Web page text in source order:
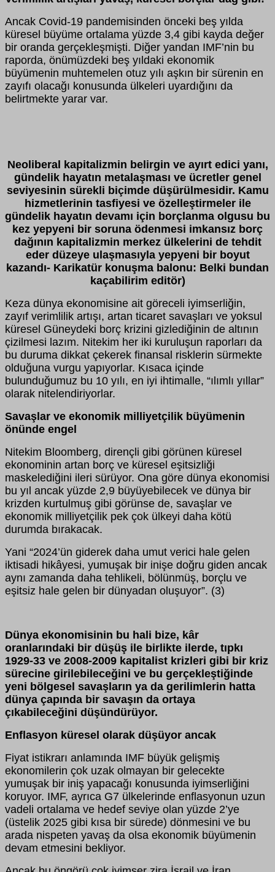
Ancak Covid-19 pandemisinden önceki beş yılda
küresel büyüme ortalama yüzde 3,4 gibi kayda değer
bir oranda gerçekleşmişti. Diğer yandan IMF’nin bu
raporda, önümüzdeki beş yıldaki ekonomik
büyümenin muhtemelen otuz yılı aşkın bir sürenin en
zayıfı olacağı konusunda ülkeleri uyardığını da
belirtmekte yarar var.
Neoliberal kapitalizmin belirgin ve ayırt edici yanı,
gündelik hayatın metalaşması ve ücretler genel
seviyesinin sürekli biçimde düşürülmesidir. Kamu
hizmetlerinin tasfiyesi ve özelleştirmeler ile
gündelik hayatın devamı için borçlanma olgusu bu
kez yepyeni bir soruna ödenmesi imkansız borç
dağının kapitalizmin merkez ülkelerini de tehdit
eder düzeye ulaşmasıyla yepyeni bir boyut
kazandı- Karikatür konuşma balonu: Belki bundan
kaçabilirim editör)
Keza dünya ekonomisine ait göreceli iyimserliğin,
zayıf verimlilik artışı, artan ticaret savaşları ve yoksul
küresel Güneydeki borç krizini gizlediğinin de altının
çizilmesi lazım. Nitekim her iki kuruluşun raporları da
bu duruma dikkat çekerek finansal risklerin sürmekte
olduğuna vurgu yapıyorlar. Kısaca içinde
bulunduğumuz bu 10 yılı, en iyi ihtimalle, “ılımlı yıllar”
olarak nitelendiriyorlar.
Savaşlar ve ekonomik milliyetçilik büyümenin
önünde engel
Nitekim Bloomberg, dirençli gibi görünen küresel
ekonominin artan borç ve küresel eşitsizliği
maskelediğini ileri sürüyor. Ona göre dünya ekonomisi
bu yıl ancak yüzde 2,9 büyüyebilecek ve dünya bir
krizden kurtulmuş gibi görünse de, savaşlar ve
ekonomik milliyetçilik pek çok ülkeyi daha kötü
durumda bırakacak.
Yani “2024’ün giderek daha umut verici hale gelen
iktisadi hikâyesi, yumuşak bir inişe doğru giden ancak
aynı zamanda daha tehlikeli, bölünmüş, borçlu ve
eşitsiz hale gelen bir dünyadan oluşuyor”. (3)
Dünya ekonomisinin bu hali bize, kâr
oranlarındaki bir düşüş ile birlikte ilerde, tıpkı
1929-33 ve 2008-2009 kapitalist krizleri gibi bir kriz
sürecine girilebileceğini ve bu gerçekleştiğinde
yeni bölgesel savaşların ya da gerilimlerin hatta
dünya çapında bir savaşın da ortaya
çıkabileceğini düşündürüyor.
Enflasyon küresel olarak düşüyor ancak
Fiyat istikrarı anlamında IMF büyük gelişmiş
ekonomilerin çok uzak olmayan bir gelecekte
yumuşak bir iniş yapacağı konusunda iyimserliğini
koruyor. IMF, ayrıca G7 ülkelerinde enflasyonun uzun
vadeli ortalama ve hedef seviye olan yüzde 2’ye
(üstelik 2025 gibi kısa bir sürede) dönmesini ve bu
arada nispeten yavaş da olsa ekonomik büyümenin
devam etmesini bekliyor.